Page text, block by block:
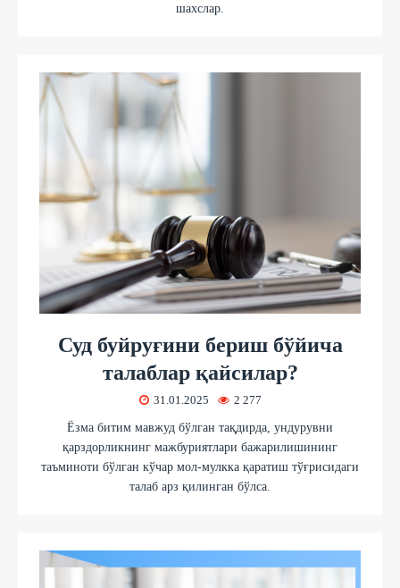
шахслар.
Суд буйруғини бериш бўйича
талаблар қайсилар?
31.01.2025 2 277
Ёзма битим мавжуд бўлган тақдирда, ундурувни
қарздорликнинг мажбуриятлари бажарилишининг
таъминоти бўлган кўчар мол-мулкка қаратиш тўғрисидаги
талаб арз қилинган бўлса.